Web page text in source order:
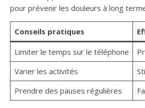
pour prévenir les douleurs à long
Conseils pratiques
Limiter le temps sur le téléphone
Varier les activités
Prendre des pauses régulières